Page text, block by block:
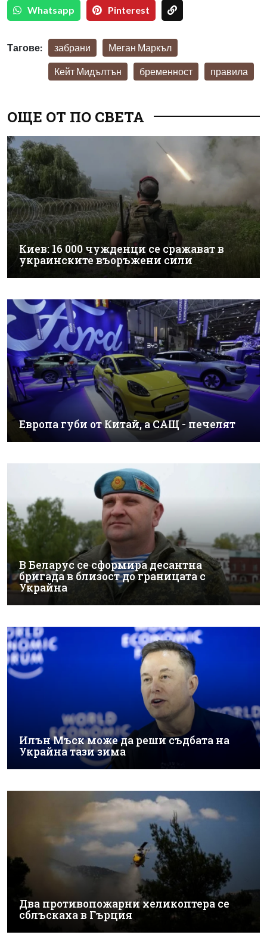
Whatsapp Pinterest
Тагове: забрани Меган Маркъл
Кейт Мидълтън бременност правила
ОЩЕ ОТ ПО СВЕТА
Киев: 16 000 чужденци се сражават в
украинските въоръжени сили
Европа губи от Китай, а САЩ - печелят
В Беларус се сформира десантна
бригада в близост до границата с
Украйна
Илън Мъск може да реши съдбата на
Украйна тази зима
Два противопожарни хеликоптера се
сблъскаха в Гърция